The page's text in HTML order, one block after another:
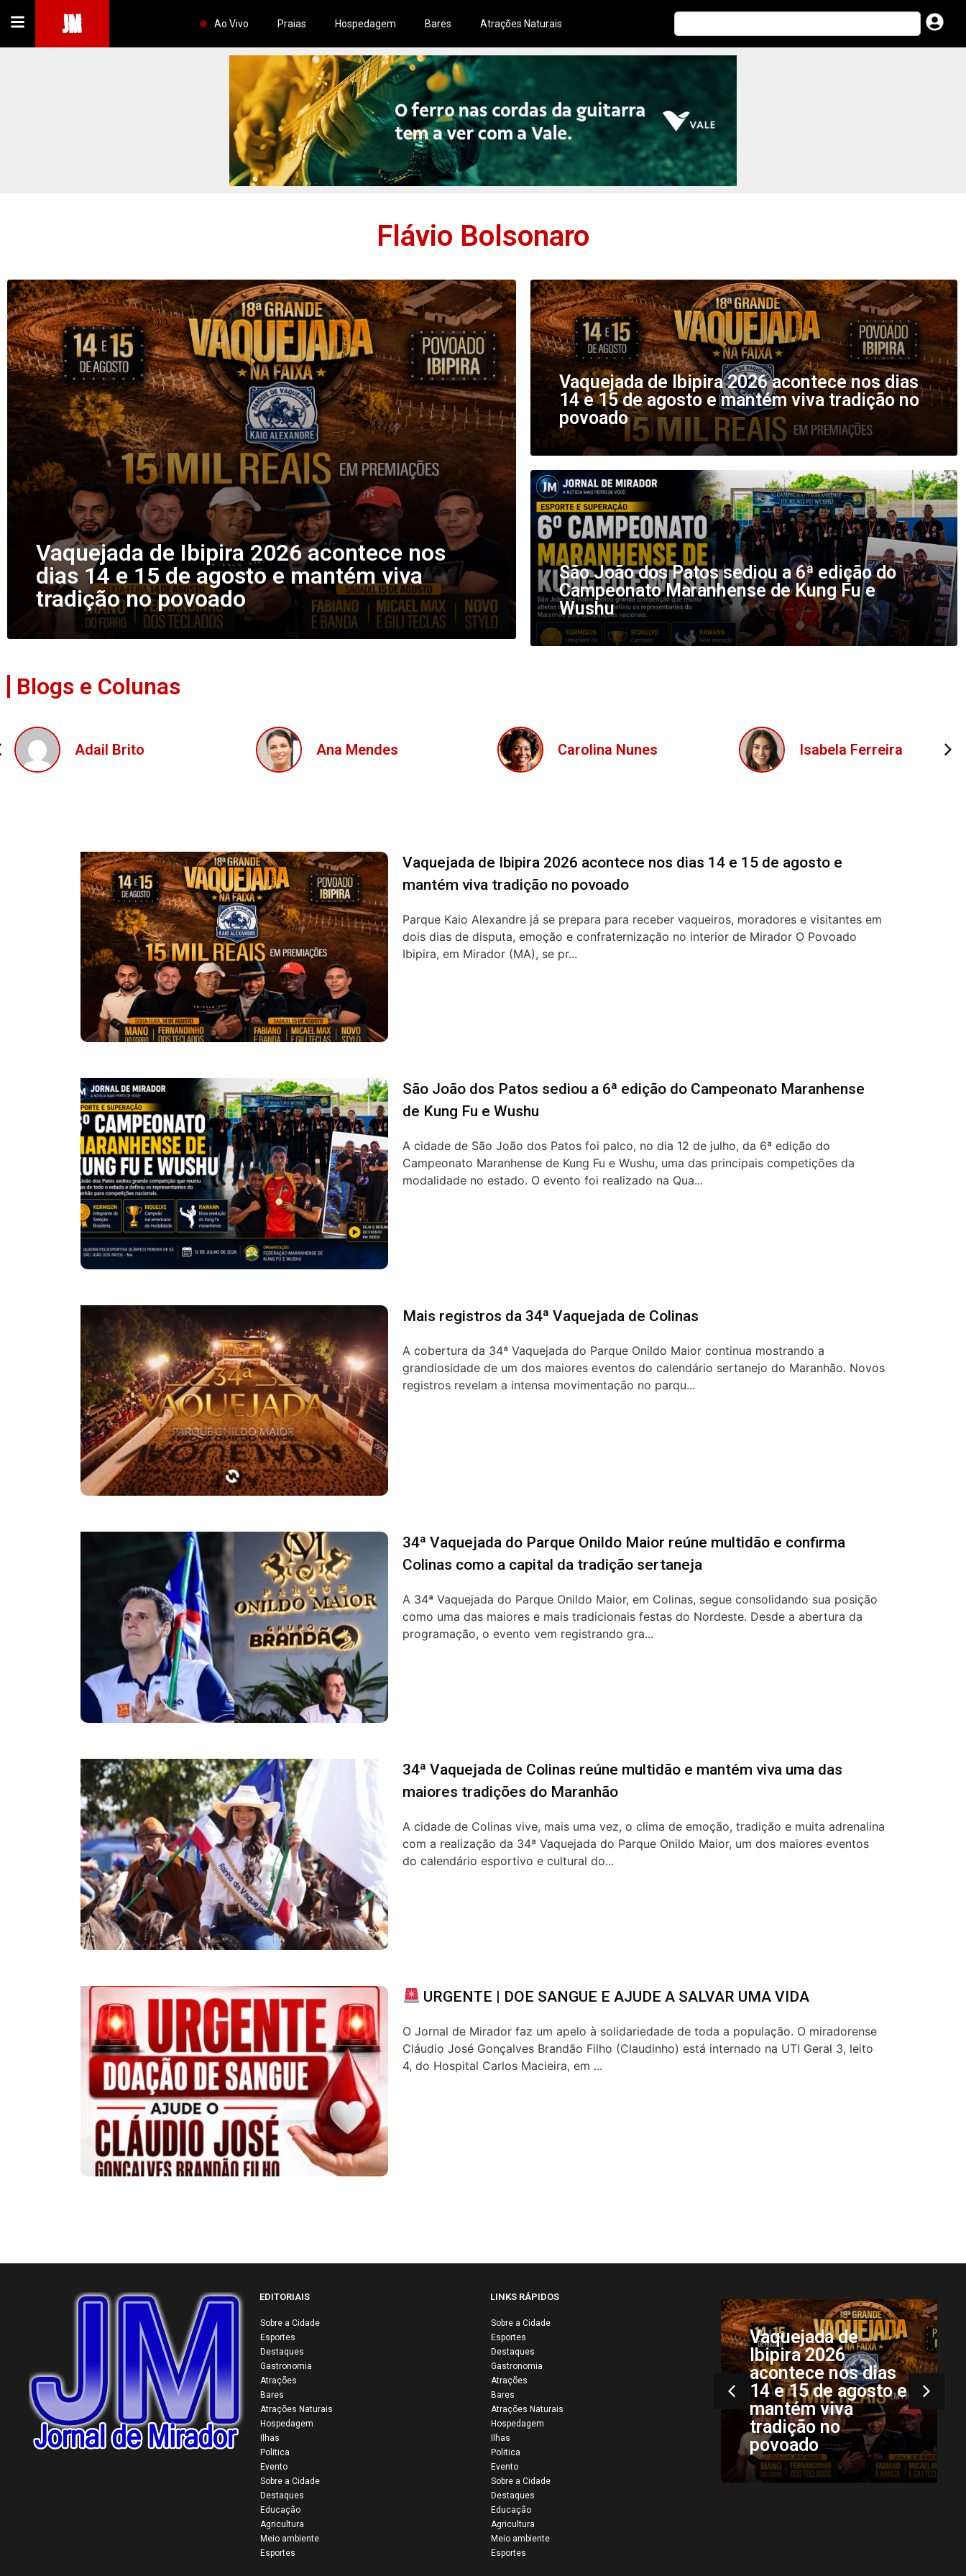
JM Ao Vivo Praias Hospedagem Bares Atrações Naturais
Flávio Bolsonaro
Vaquejada de Ibipira 2026 acontece nos
dias 14 e 15 de agosto e mantém viva
tradição no povoado
Vaquejada de Ibipira 2026 acontece nos dias
14 e 15 de agosto e mantém viva tradição no
povoado
São João dos Patos sediou a 6ª edição do
Campeonato Maranhense de Kung Fu e
Wushu
Blogs e Colunas
Ana Mendes Carolina Nunes Isabela Ferreira Lucas Oliveira
Vaquejada de Ibipira 2026 acontece nos dias 14 e 15 de agosto e
mantém viva tradição no povoado
Parque Kaio Alexandre já se prepara para receber vaqueiros, moradores e visitantes em
dois dias de disputa, emoção e confraternização no interior de Mirador O Povoado
Ibipira, em Mirador (MA), se pr...
São João dos Patos sediou a 6ª edição do Campeonato Maranhense
de Kung Fu e Wushu
A cidade de São João dos Patos foi palco, no dia 12 de julho, da 6ª edição do
Campeonato Maranhense de Kung Fu e Wushu, uma das principais competições da
modalidade no estado. O evento foi realizado na Qua...
Mais registros da 34ª Vaquejada de Colinas
A cobertura da 34ª Vaquejada do Parque Onildo Maior continua mostrando a
grandiosidade de um dos maiores eventos do calendário sertanejo do Maranhão. Novos
registros revelam a intensa movimentação no parqu...
34ª Vaquejada do Parque Onildo Maior reúne multidão e confirma
Colinas como a capital da tradição sertaneja
A 34ª Vaquejada do Parque Onildo Maior, em Colinas, segue consolidando sua posição
como uma das maiores e mais tradicionais festas do Nordeste. Desde a abertura da
programação, o evento vem registrando gra...
34ª Vaquejada de Colinas reúne multidão e mantém viva uma das
maiores tradições do Maranhão
A cidade de Colinas vive, mais uma vez, o clima de emoção, tradição e muita adrenalina
com a realização da 34ª Vaquejada do Parque Onildo Maior, um dos maiores eventos
do calendário esportivo e cultural do...
URGENTE | DOE SANGUE E AJUDE A SALVAR UMA VIDA
O Jornal de Mirador faz um apelo à solidariedade de toda a população. O miradorense
Cláudio José Gonçalves Brandão Filho (Claudinho) está internado na UTI Geral 3, leito
4, do Hospital Carlos Macieira, em ...
EDITORIAIS
Sobre a Cidade
Esportes
Destaques
Gastronomia
Atrações
Bares
Atrações Naturais
Hospedagem
Ilhas
Politica
Evento
Sobre a Cidade
Destaques
Educação
Agricultura
Meio ambiente
Esportes
LINKS RÁPIDOS
Sobre a Cidade
Esportes
Destaques
Gastronomia
Atrações
Bares
Atrações Naturais
Hospedagem
Ilhas
Politica
Evento
Sobre a Cidade
Destaques
Educação
Agricultura
Meio ambiente
Esportes
34ª Vaquejada do
Parque Onildo
Maior reúne
confirma Colinas
como a capital da
tradição sertaneja
Vaquejada de
Ibipira 2026
acontece nos dias
mantém viva
tradição no
povoado
São João dos
Patos sediou a 6ª
edição do
Campeonato
Maranhense de
Kung Fu e Wushu